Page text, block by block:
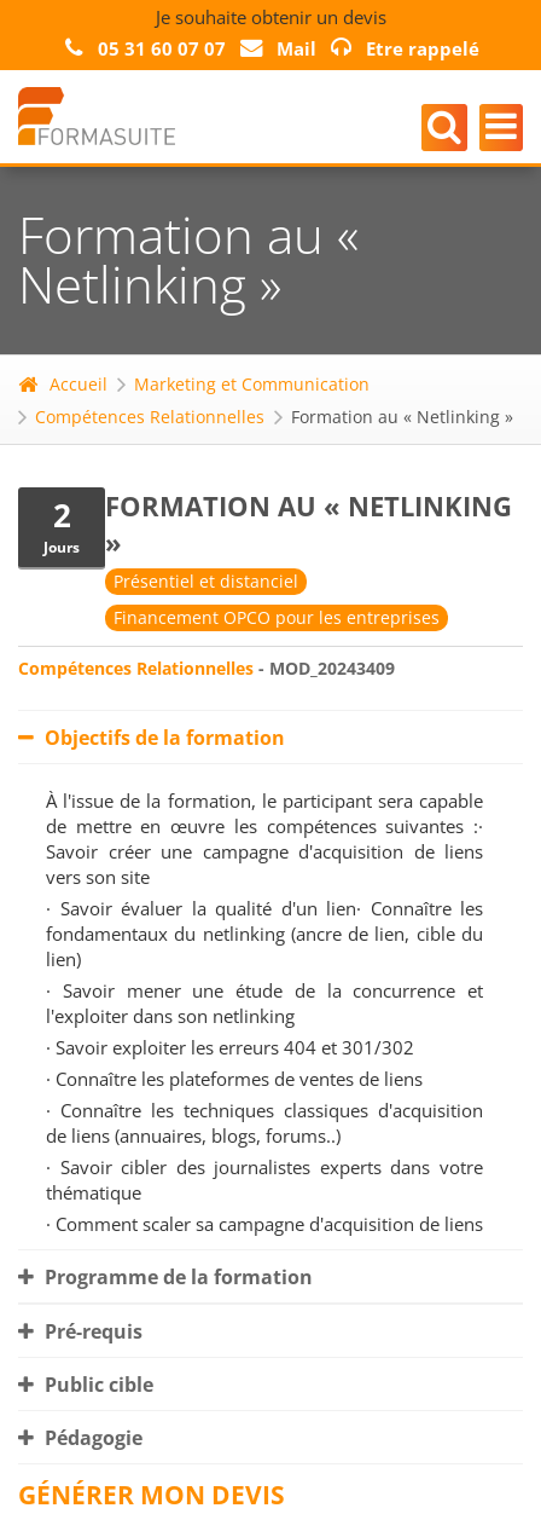
Je souhaite obtenir un devis
05 31 60 07 07
Mail Etre rappelé
​​​​​​​Formation au «
Netlinking »
Accueil
Marketing et Communication
Compétences Relationnelles
​​​​​​​Formation au « Netlinking »
2
Jours
​​​​​​​FORMATION AU « NETLINKING
»
Présentiel et distanciel
Financement OPCO pour les entreprises
Compétences Relationnelles - MOD_20243409
Objectifs de la formation
À l'issue de la formation, le participant sera capable
de mettre en œuvre les compétences suivantes :·
Savoir créer une campagne d'acquisition de liens
vers son site
· Savoir évaluer la qualité d'un lien· Connaître les
fondamentaux du netlinking (ancre de lien, cible du
lien)
· Savoir mener une étude de la concurrence et
l'exploiter dans son netlinking
· Savoir exploiter les erreurs 404 et 301/302
· Connaître les plateformes de ventes de liens
· Connaître les techniques classiques d'acquisition
de liens (annuaires, blogs, forums..)
· Savoir cibler des journalistes experts dans votre
thématique
· Comment scaler sa campagne d'acquisition de liens
Programme de la formation
Pré-requis
Public cible
Pédagogie
GÉNÉRER MON DEVIS